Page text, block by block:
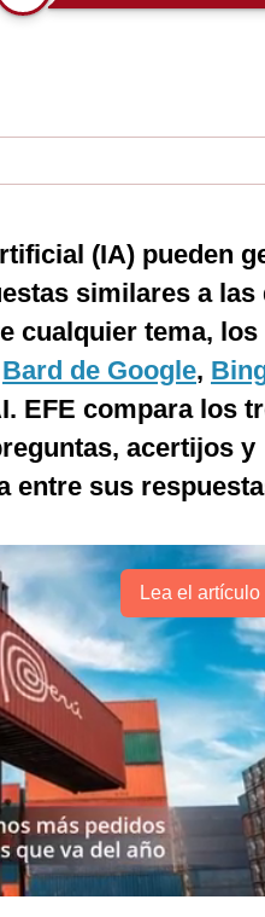
(IA) pueden
similares a las
cualquier tema, los
Bard de Google,
EFE compara los
acertijos y
entre sus
Lea el artículo